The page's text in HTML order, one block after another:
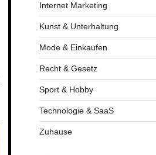
Internet Marketing
Kunst & Unterhaltung
Mode & Einkaufen
Recht & Gesetz
Sport & Hobby
Technologie & SaaS
Zuhause